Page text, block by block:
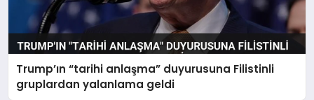
Trump’ın “tarihi anlaşma” duyurusuna Filistinli
gruplardan yalanlama geldi